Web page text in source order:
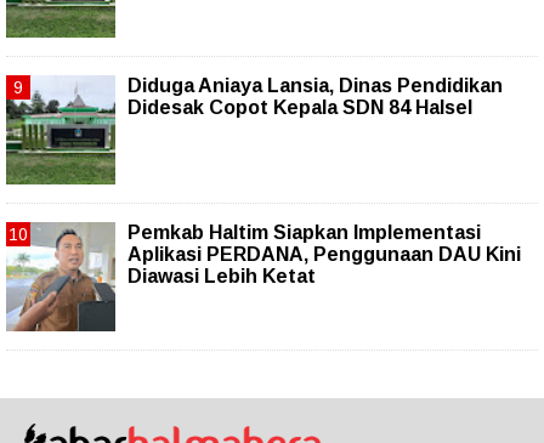
Diduga Aniaya Lansia, Dinas Pendidikan
Didesak Copot Kepala SDN 84 Halsel
Pemkab Haltim Siapkan Implementasi
Aplikasi PERDANA, Penggunaan DAU Kini
Diawasi Lebih Ketat